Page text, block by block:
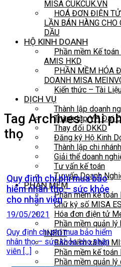
MISA CUKCUK.VN
HOÁ ĐƠN ĐIỆN
LẦN BÁN HÀNG CHO
DẦU
HỘ KINH DOANH
Phần mềm Kế
AMIS HKD
PHẦN MỀM HÓA
DOANH MISA
Kiến thức – Tài
DỊCH VỤ
Thành lập doanh
Thành lập VP Đại
Thay đổi DKKD
Đăng ký Hộ Kinh
Thành lập chi nhánh
Giải thể doanh
Tư vấn kế toán
Tư vấn Doanh
PHẦN MỀM
Phần mềm kế toán
Chữ ký số MISA
Hóa đơn điện tử
Phần mềm quản
INBOT
Bảo hiểm xã hội
Phần mềm kế
Phần mềm quản
Tag Archives:chi
thọ
Quy định chi phí mua bảo
hiểm nhân thọ – sức khỏe
cho nhân viên
19/05/2021
Quy định chi phí mua bảo hiểm
nhân thọ – sức khỏe cho nhân
viên [...]